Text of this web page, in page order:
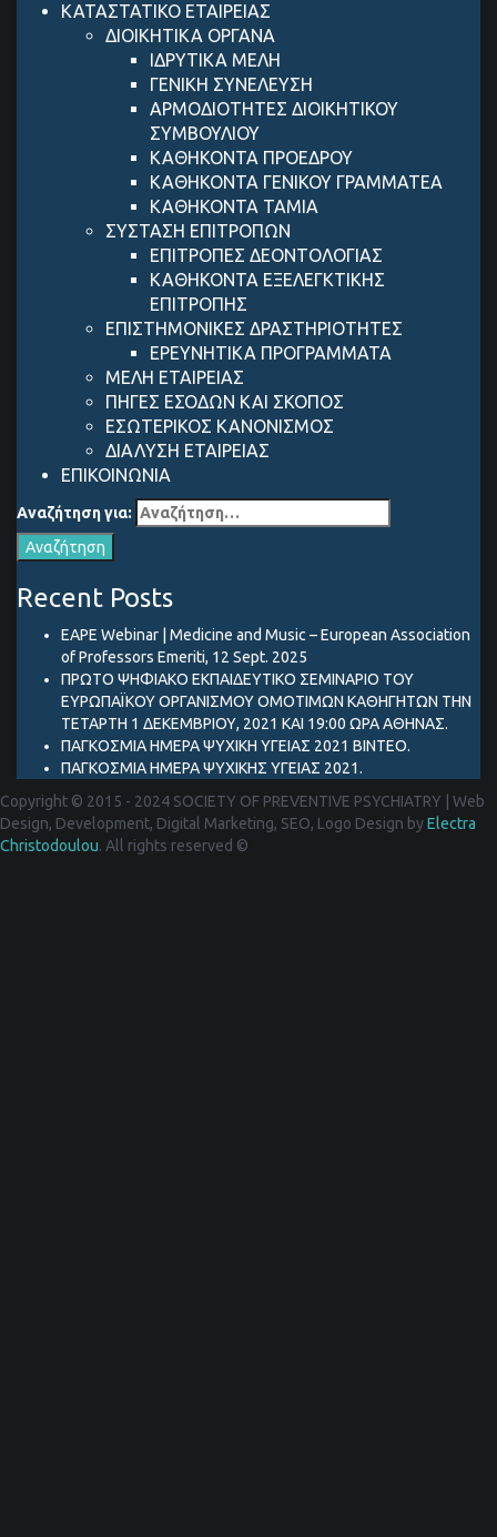
ΚΑΤΑΣΤΑΤΙΚΟ ΕΤΑΙΡΕΙΑΣ
ΔΙΟΙΚΗΤΙΚΑ ΟΡΓΑΝΑ
ΙΔΡΥΤΙΚΑ ΜΕΛΗ
ΓΕΝΙΚΗ ΣΥΝΕΛΕΥΣΗ
ΑΡΜΟΔΙΟΤΗΤΕΣ ΔΙΟΙΚΗΤΙΚΟΥ
ΣΥΜΒΟΥΛΙΟΥ
ΚΑΘΗΚΟΝΤΑ ΠΡΟΕΔΡΟΥ
ΚΑΘΗΚΟΝΤΑ ΓΕΝΙΚΟΥ ΓΡΑΜΜΑΤΕΑ
ΚΑΘΗΚΟΝΤΑ ΤΑΜΙΑ
ΣΥΣΤΑΣΗ ΕΠΙΤΡΟΠΩΝ
ΕΠΙΤΡΟΠΕΣ ΔΕΟΝΤΟΛΟΓΙΑΣ
ΚΑΘΗΚΟΝΤΑ ΕΞΕΛΕΓΚΤΙΚΗΣ
ΕΠΙΤΡΟΠΗΣ
ΕΠΙΣΤΗΜΟΝΙΚΕΣ ΔΡΑΣΤΗΡΙΟΤΗΤΕΣ
ΕΡΕΥΝΗΤΙΚΑ ΠΡΟΓΡΑΜΜΑΤΑ
ΜΕΛΗ ΕΤΑΙΡΕΙΑΣ
ΠΗΓΕΣ ΕΣΟΔΩΝ ΚΑΙ ΣΚΟΠΟΣ
ΕΣΩΤΕΡΙΚΟΣ ΚΑΝΟΝΙΣΜΟΣ
ΔΙΑΛΥΣΗ ΕΤΑΙΡΕΙΑΣ
ΕΠΙΚΟΙΝΩΝΙΑ
Αναζήτηση για:
Recent Posts
EAPE Webinar | Medicine and Music – European Association
of Professors Emeriti, 12 Sept. 2025
ΠΡΩΤΟ ΨΗΦΙΑΚΟ ΕΚΠΑΙΔΕΥΤΙΚΟ ΣΕΜΙΝΑΡΙΟ ΤΟΥ
ΕΥΡΩΠΑΪΚΟΥ ΟΡΓΑΝΙΣΜΟΥ ΟΜΟΤΙΜΩΝ ΚΑΘΗΓΗΤΩΝ ΤΗΝ
ΤΕΤΑΡΤΗ 1 ΔΕΚΕΜΒΡΙΟΥ, 2021 ΚΑΙ 19:00 ΩΡΑ ΑΘΗΝΑΣ.
ΠΑΓΚΟΣΜΙΑ ΗΜΕΡΑ ΨΥΧΙΚΗ ΥΓΕΙΑΣ 2021 ΒΙΝΤΕΟ.
ΠΑΓΚΟΣΜΙΑ ΗΜΕΡΑ ΨΥΧΙΚΗΣ ΥΓΕΙΑΣ 2021.
Copyright © 2015 - 2024 SOCIETY OF PREVENTIVE PSYCHIATRY
Web
Design, Development, Digital Marketing, SEO, Logo Design byElectra
Christodoulou. All rights reserved ©